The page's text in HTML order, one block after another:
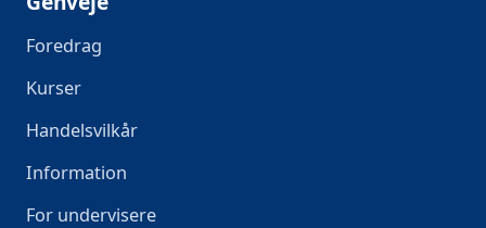
Foredrag
Kurser
Handelsvilkår
Information
For undervisere